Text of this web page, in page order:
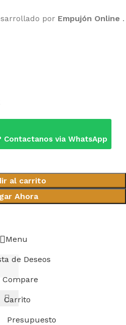
por Empujón Online .
Contactanos via WhatsApp
al carrito
Ahora
Menu
de Deseos
Compare
Carrito
Presupuesto